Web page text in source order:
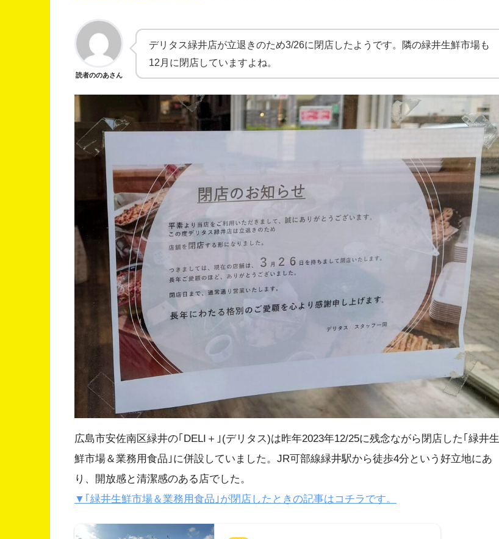
読者ののあさん
デリタス緑井店が立退きのため3/26に閉店したようです。隣の緑井生鮮市場も
12月に閉店していますよね。
広島市安佐南区緑井の｢DELI＋｣(デリタス)は昨年2023年12/25に残念ながら閉店した｢緑井生
鮮市場＆業務用食品｣に併設していました。JR可部線緑井駅から徒歩4分という好立地にあ
り、開放感と清潔感のある店でした。
▼｢緑井生鮮市場＆業務用食品｣が閉店したときの記事はコチラです。